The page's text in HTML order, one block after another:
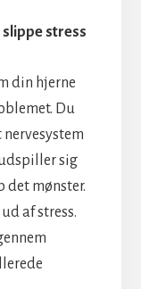
stress
din hjerne
Du
sig
det mønster.
af stress.